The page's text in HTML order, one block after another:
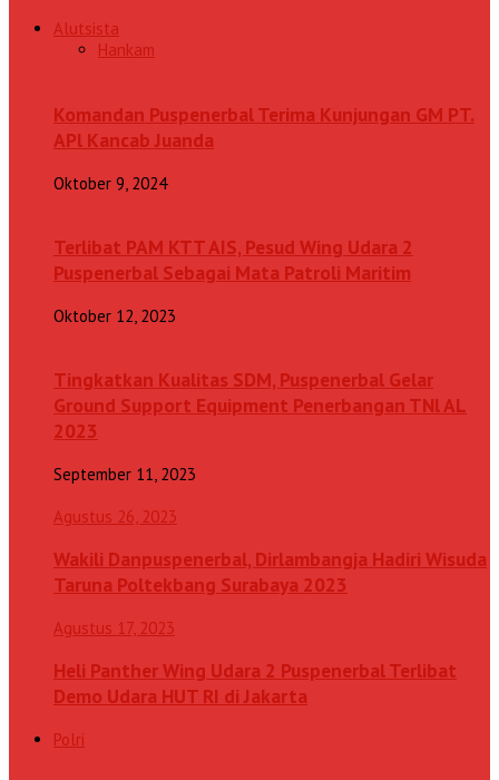
Alutsista
Hankam
Komandan Puspenerbal Terima Kunjungan GM PT.
APl Kancab Juanda
Oktober 9, 2024
Terlibat PAM KTT AIS, Pesud Wing Udara 2
Puspenerbal Sebagai Mata Patroli Maritim
Oktober 12, 2023
Tingkatkan Kualitas SDM, Puspenerbal Gelar
Ground Support Equipment Penerbangan TNl AL
2023
September 11, 2023
Agustus 26, 2023
Wakili Danpuspenerbal, Dirlambangja Hadiri Wisuda
Taruna Poltekbang Surabaya 2023
Agustus 17, 2023
Heli Panther Wing Udara 2 Puspenerbal Terlibat
Demo Udara HUT RI di Jakarta
Polri